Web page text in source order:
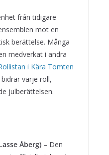
från tidigare
mot en
berättelse. Många
medverkat i andra
i Kära Tomten
bidrar varje roll,
julberättelsen.
Åberg) – Den